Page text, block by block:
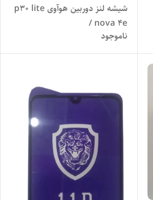
شیشه لنز دوربین هوآوی p30 lite
/ nova 4e
ناموجود